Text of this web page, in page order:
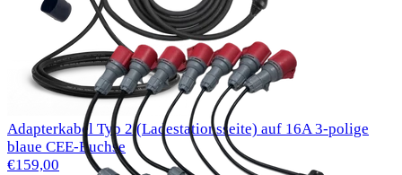
Adapterkabel Typ 2 (Ladestationsseite) auf 16A 3-polige
blaue CEE-Buchse
€159,00